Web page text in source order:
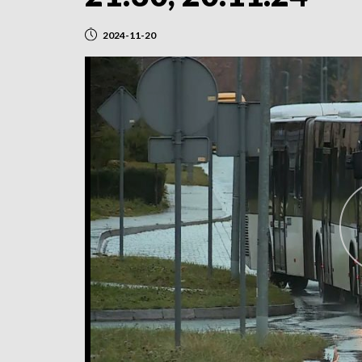
2024-11-20